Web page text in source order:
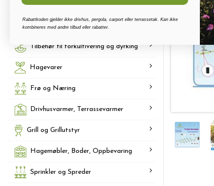
Carport
Drivhus vanningssett
Tilbehør til forkultivering og dyrking
Hagevarer
Frø og Næring
Drivhusvarmer, Terrassevarmer
Grill og Grillutstyr
Hagemøbler, Boder, Oppbevaring
Sprinkler og Spreder
Rabattkoden gjelder ikke drivhus, pergola, carport eller terrassetak. Kan ikke
kombineres med andre tilbud eller rabatter.